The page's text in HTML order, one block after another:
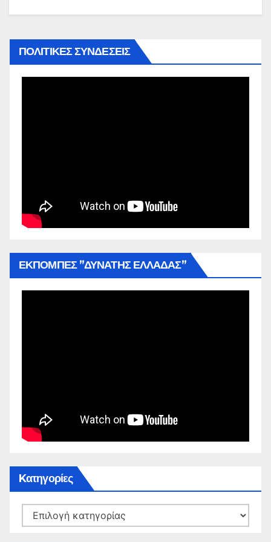
ΠΟΛΙΤΙΚΕΣ ΣΥΝΔΕΣΕΙΣ
ΕΚΠΟΜΠΕΣ ”ΔΥΝΑΤΗΣ ΕΛΛΑΔΑΣ”
Kατηγορίες
Kατηγορίες